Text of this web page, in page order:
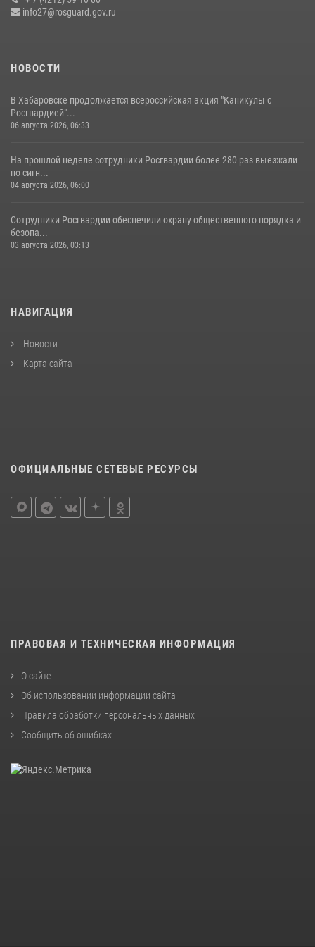
04 августа 2026, 23:41
info27@rosguard.gov.ru
НОВОСТИ
В Хабаровске продолжается всероссийская акция "Каникулы с
Росгвардией"...
06 августа 2026, 06:33
На прошлой неделе сотрудники Росгвардии более 280 раз выезжали
по сигн...
04 августа 2026, 06:00
Сотрудники Росгвардии обеспечили охрану общественного порядка и
безопа...
03 августа 2026, 03:13
НАВИГАЦИЯ
Новости
Карта сайта
ОФИЦИАЛЬНЫЕ СЕТЕВЫЕ РЕСУРСЫ
ПРАВОВАЯ И ТЕХНИЧЕСКАЯ ИНФОРМАЦИЯ
О сайте
Об использовании информации сайта
Правила обработки персональных данных
Сообщить об ошибках